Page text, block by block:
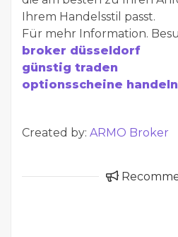
Ihrem Handelsstil passt.
Für mehr Information.
broker düsseldorf
günstig traden
optionsscheine handeln
Created by: ARMO Broker